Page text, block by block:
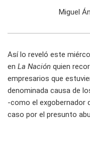
Miguel
Así lo reveló este
en La Nación quien
empresarios que
denominada causa de
-como el exgobernador
caso por el presunto